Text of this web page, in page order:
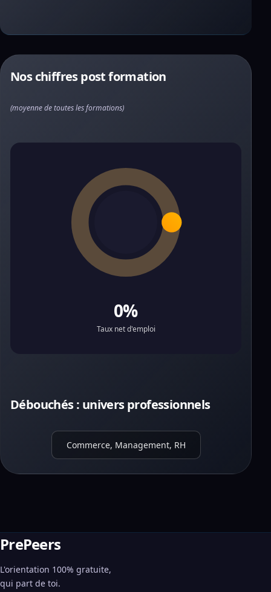
Nos chiffres post formation
(moyenne de toutes les formations)
0%
Taux net d'emploi
Débouchés : univers professionnels
Commerce, Management, RH
PrePeers
L'orientation 100% gratuite,
qui part de toi.